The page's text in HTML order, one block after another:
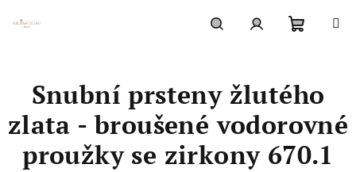
košík
Snubní prsteny žlutého
zlata - broušené vodorovné
proužky se zirkony 670.1